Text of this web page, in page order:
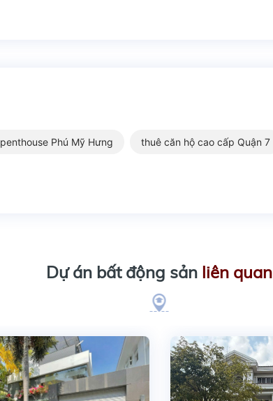
penthouse Phú Mỹ Hưng thuê căn hộ cao cấp Quận 7
Dự án bất động sản liên quan